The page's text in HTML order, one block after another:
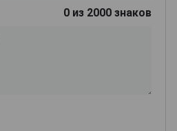
0 из 2000 знаков